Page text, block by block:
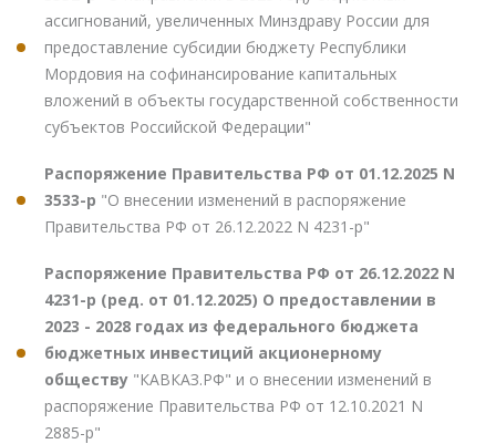
ассигнований, увеличенных Минздраву России для
предоставление субсидии бюджету Республики
Мордовия на софинансирование капитальных
вложений в объекты государственной собственности
субъектов Российской Федерации"
Распоряжение Правительства РФ от 01.12.2025 N
3533-р "О внесении изменений в распоряжение
Правительства РФ от 26.12.2022 N 4231-р"
Распоряжение Правительства РФ от 26.12.2022 N
4231-р (ред. от 01.12.2025) О предоставлении в
2023 - 2028 годах из федерального бюджета
бюджетных инвестиций акционерному
обществу "КАВКАЗ.РФ" и о внесении изменений в
распоряжение Правительства РФ от 12.10.2021 N
2885-р"